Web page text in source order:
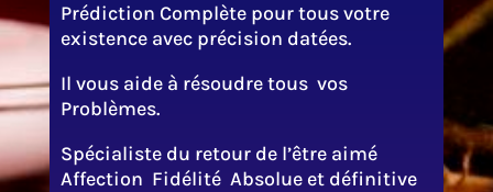
Prédiction Complète pour tous votre
existence avec précision datées.
Il vous aide à résoudre tous vos
Problèmes.
Spécialiste du retour de l’être aimé
Affection Fidélité Absolue et définitive